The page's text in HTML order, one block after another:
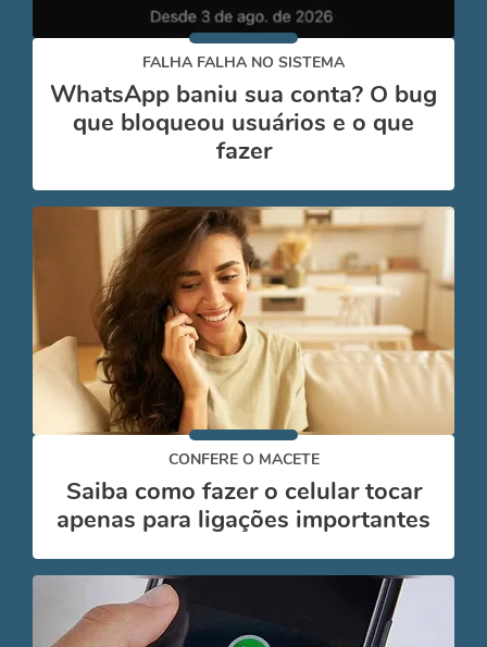
FALHA FALHA NO SISTEMA
WhatsApp baniu sua conta? O bug
que bloqueou usuários e o que
fazer
CONFERE O MACETE
Saiba como fazer o celular tocar
apenas para ligações importantes